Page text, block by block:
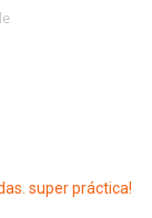
super práctica!